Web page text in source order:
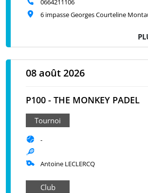
0664211106
6 impasse Georges Courteline
08 août 2026
P100 - THE MONKEY PADEL
Tournoi
-
Antoine LECLERCQ
Club